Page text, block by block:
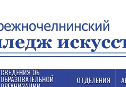
СВЕДЕНИЯ ОБ
ОБРАЗОВАТЕЛЬНОЙ ОТДЕЛЕНИЯ